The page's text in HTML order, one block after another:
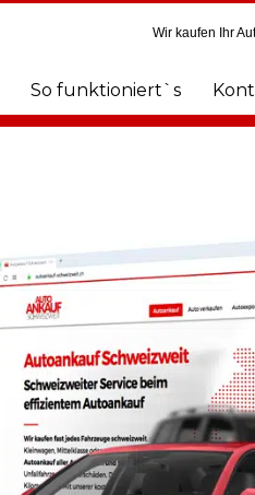
Wir kaufen Ihr
So funktioniert`s